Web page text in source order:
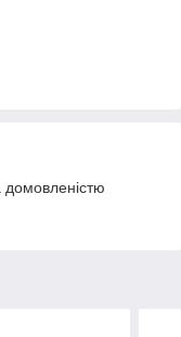
домовленістю